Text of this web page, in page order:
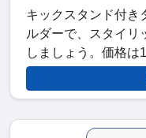
キックスタンド付き
ルダーで、スタイリ
しましょう。価格は